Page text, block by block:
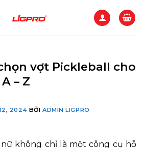
vợt Pickleball cho
– Z
2024 BỞI ADMIN LIGPRO
không chỉ là một công cụ hỗ